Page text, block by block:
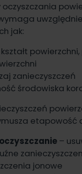
jak:
zanieczyszczeń
środowiska
etapowość
–
jonowe